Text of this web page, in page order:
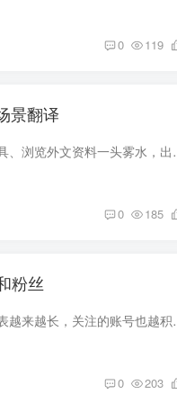
0 119
景翻译
不少小伙伴经常被外文内容难住：游玩外
0 185
粉丝
玩抖音的时间久了，很多人都会遇到一个
0 203